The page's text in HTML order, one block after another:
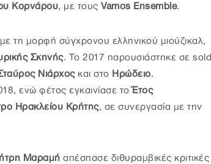
Κορνάρου, με τους Vamos Ensemble.
τη μορφή σύγχρονου ελληνικού μιούζικαλ,
Σκηνής. Το 2017 παρουσιάστηκε σε sold
Νιάρχοςκαι στο Ηρώδειο.
ενώ φέτος εγκαινίασε τοΈτος
Ηρακλείου Κρήτης, σε συνεργασία με την
Μαραµή απέσπασε διθυραµβικές κριτικές